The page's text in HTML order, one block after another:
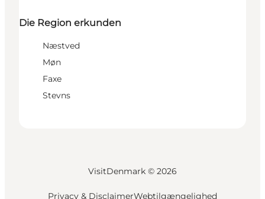
Die Region erkunden
Næstved
Møn
Faxe
Stevns
VisitDenmark © 2026
Privacy & DisclaimerWebtilgængelighed